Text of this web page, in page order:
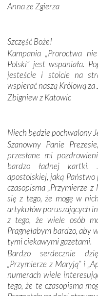
W miejscu objawień
Podczas tej
spotykaliśmy się
Portugalczyków.
zwyczaje. Mimo że
oddalone, w żaden
Sprawiła to
kulturowa bliskość
mieliśmy okazję
otacza nie tylko nasz
się Jej ufnie oddają, a
Jej siebie oraz swych
Dzieje Portugalii to
odstępstw, także w
wymiarze tak
konieczności ciągłego
Opatrzności.
przynajmniej w życiu
nieszczęściem i
przychodziły na
przewodników o
zwycięskich bitwach i
Anna ze Zgierza
Szczęść Boże!
Kampania „Proroctwa
Polski” jest wspaniała.
jesteście i stoicie na
wspierać naszą Królową za
Zbigniew z Katowic
Niech będzie pochwalony
Szanowny Panie
przesłane mi
bardzo ładnej kartki.
apostolskiej, jaką
czasopisma „Przymierze z
się z tego, że mogę w
artykułów poruszających
z tego, że wiele osób
Pragnęłabym bardzo, aby
tymi ciekawymi gazetami.
Bardzo serdecznie
„Przymierze z Maryją” i
numerach wiele
tego, że te czasopisma